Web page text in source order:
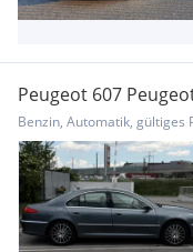
Peugeot 607
Benzin, Automatik, gültiges